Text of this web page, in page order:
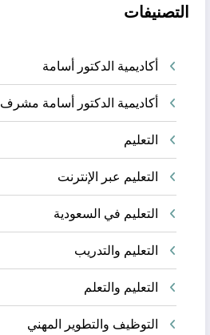
التصنيفات
أكاديمية الدكتور أسامة
أكاديمية الدكتور أسامة مشرف
التعليم
التعليم عبر الإنترنت
التعليم في السعودية
التعليم والتدريب
التعليم والتعلم
التوظيف والتطوير المهني